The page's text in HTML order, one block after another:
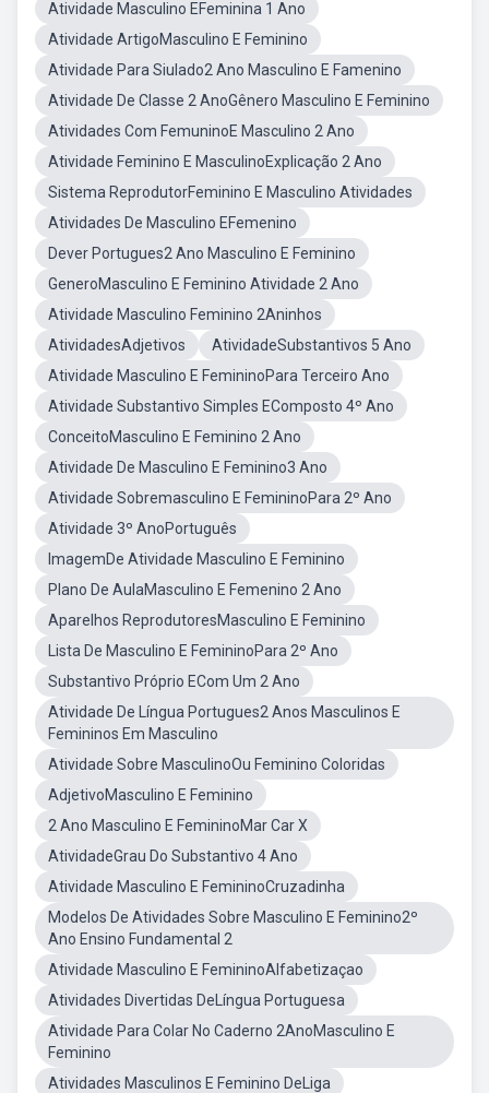
Atividade Masculino EFeminina 1 Ano
Atividade ArtigoMasculino E Feminino
Atividade Para Siulado2 Ano Masculino E Famenino
Atividade De Classe 2 AnoGênero Masculino E Feminino
Atividades Com FemuninoE Masculino 2 Ano
Atividade Feminino E MasculinoExplicação 2 Ano
Sistema ReprodutorFeminino E Masculino Atividades
Atividades De Masculino EFemenino
Dever Portugues2 Ano Masculino E Feminino
GeneroMasculino E Feminino Atividade 2 Ano
Atividade Masculino Feminino 2Aninhos
AtividadesAdjetivos
AtividadeSubstantivos 5 Ano
Atividade Masculino E FemininoPara Terceiro Ano
Atividade Substantivo Simples EComposto 4º Ano
ConceitoMasculino E Feminino 2 Ano
Atividade De Masculino E Feminino3 Ano
Atividade Sobremasculino E FemininoPara 2º Ano
Atividade 3º AnoPortuguês
ImagemDe Atividade Masculino E Feminino
Plano De AulaMasculino E Femenino 2 Ano
Aparelhos ReprodutoresMasculino E Feminino
Lista De Masculino E FemininoPara 2º Ano
Substantivo Próprio ECom Um 2 Ano
Atividade De Língua Portugues2 Anos Masculinos E
Femininos Em Masculino
Atividade Sobre MasculinoOu Feminino Coloridas
AdjetivoMasculino E Feminino
2 Ano Masculino E FemininoMar Car X
AtividadeGrau Do Substantivo 4 Ano
Atividade Masculino E FemininoCruzadinha
Modelos De Atividades Sobre Masculino E Feminino2º
Ano Ensino Fundamental 2
Atividade Masculino E FemininoAlfabetizaçao
Atividades Divertidas DeLíngua Portuguesa
Atividade Para Colar No Caderno 2AnoMasculino E
Feminino
Atividades Masculinos E Feminino DeLiga